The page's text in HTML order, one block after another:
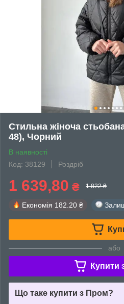
Стильна жіноча
48), Чорний
В наявності
Код: 38129
Роздріб
1 639,80 ₴ 1 822 ₴
Економія 182.20 ₴
або
Купити
Що таке купити з Пром?